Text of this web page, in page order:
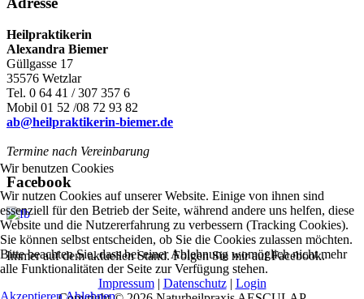
Heilpraktikerin
Alexandra Biemer
Güllgasse 17
35576 Wetzlar
Tel. 0 64 41 / 307 357 6
Mobil 01 52 /08 72 93 82
ab@heilpraktikerin-biemer.de
Termine nach Vereinbarung
Facebook
Immer auf dem aktuellen Stand. Folgen Sie mir auf Facebook.
Impressum| Datenschutz| Login
Wir benutzen Cookies
Wir nutzen Cookies auf unserer Website. Einige von ihnen sind
essenziell für den Betrieb der Seite, während andere uns helfen, diese
Website und die Nutzererfahrung zu verbessern (Tracking Cookies).
Sie können selbst entscheiden, ob Sie die Cookies zulassen möchten.
Bitte beachten Sie, dass bei einer Ablehnung womöglich nicht mehr
alle Funktionalitäten der Seite zur Verfügung stehen.
AkzeptierenAblehnen